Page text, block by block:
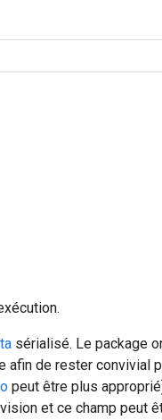
sérialisé. Le package
afin de rester
peut être plus
et ce champ peut